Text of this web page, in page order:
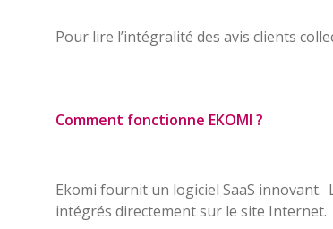
Pour lire l’intégralité des avis clients
Comment fonctionne EKOMI ?
Ekomi fournit un logiciel SaaS innovant.
intégrés directement sur le site Internet.